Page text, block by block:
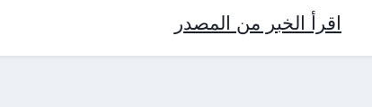
اقرأ الخبر من المصدر